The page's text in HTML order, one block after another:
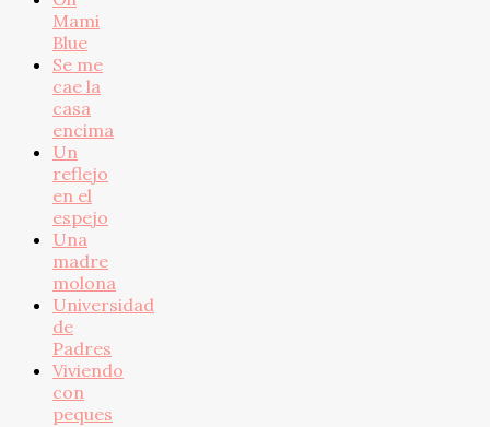
Mami
Blue
Se me
cae la
casa
encima
Un
reflejo
en el
espejo
Una
madre
molona
Universidad
de
Padres
Viviendo
con
peques